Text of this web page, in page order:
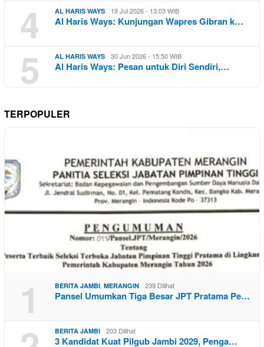
4 AL HARIS WAYS 19 Jul 2026 - 13:03 WIB
Al Haris Ways: Kunjungan Wapres Gibran k…
5 AL HARIS WAYS 30 Jun 2026 - 15:50 WIB
Al Haris Ways: Pesan untuk Diri Sendiri,…
TERPOPULER
1 BERITA JAMBI MERANGIN 239 Dilihat
Pansel Umumkan Tiga Besar JPT Pratama Pe…
BERITA JAMBI 203 Dilihat
3 Kandidat Kuat Pilgub Jambi 2029, Penga…